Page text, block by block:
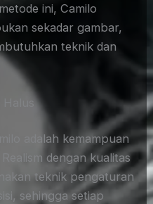
ini, Camilo
sekadar gambar,
teknik dan
Halus
adalah kemampuan
dengan kualitas
teknik pengaturan
sehingga setiap